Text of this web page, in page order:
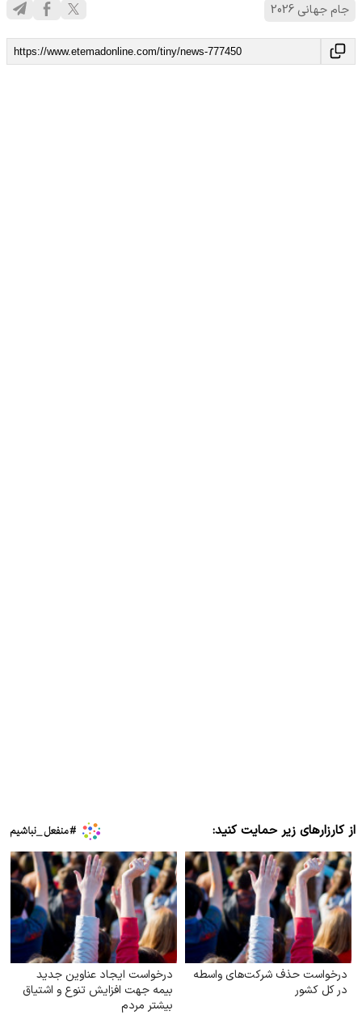
جام جهانی 2026
از کارزارهای زیر حمایت کنید:
درخواست حذف شرکت‌های واسطه
در کل کشور
درخواست ایجاد عناوین جدید
بیمه جهت افزایش تنوع و اشتیاق
بیشتر مردم